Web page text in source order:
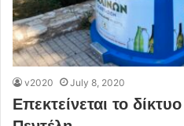
v2020 July 8, 2020
Επεκτείνεται το